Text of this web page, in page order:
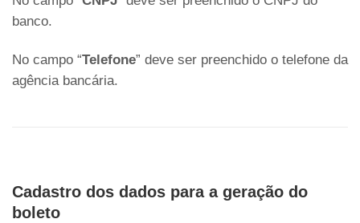
banco.
No campo “Telefone” deve ser preenchido o telefone da
agência bancária.
Cadastro dos dados para a geração do
boleto